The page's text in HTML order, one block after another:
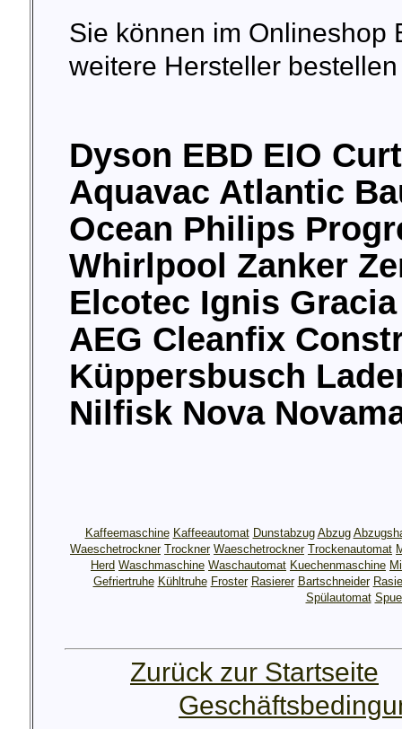
Sie können im Onlineshop
weitere Hersteller bestellen
Dyson EBD EIO
Aquavac Atlantic
Ocean Philips
Whirlpool Zanker
Elcotec Ignis
AEG Cleanfix
Küppersbusch
Nilfisk Nova
Kaffeemaschine Kaffeeautomat Dunstabzug Abzug
Waeschetrockner Trockner Waeschetrockner Trockenautomat
Herd Waschmaschine Waschautomat Kuechenmaschine
Gefriertruhe Kühltruhe Froster Rasierer Bartschneider
Spülautomat
Zurück zur Startseite